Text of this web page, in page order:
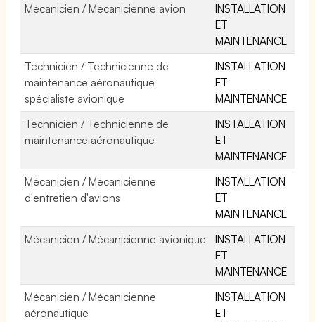
Mécanicien / Mécanicienne avion
INSTALLATION
ET
MAINTENANCE
Technicien / Technicienne de
maintenance aéronautique
spécialiste avionique
INSTALLATION
ET
MAINTENANCE
Technicien / Technicienne de
maintenance aéronautique
INSTALLATION
ET
MAINTENANCE
Mécanicien / Mécanicienne
d'entretien d'avions
INSTALLATION
ET
MAINTENANCE
Mécanicien / Mécanicienne avionique
INSTALLATION
ET
MAINTENANCE
Mécanicien / Mécanicienne
aéronautique
INSTALLATION
ET